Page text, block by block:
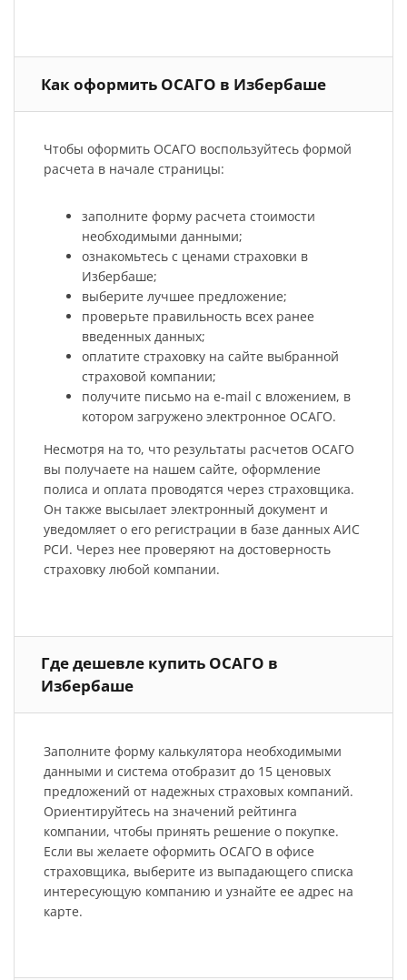
Как оформить ОСАГО в Избербаше
Чтобы оформить ОСАГО воспользуйтесь формой
расчета в начале страницы:
заполните форму расчета стоимости
необходимыми данными;
ознакомьтесь с ценами страховки в
Избербаше;
выберите лучшее предложение;
проверьте правильность всех ранее
введенных данных;
оплатите страховку на сайте выбранной
страховой компании;
получите письмо на e-mail с вложением, в
котором загружено электронное ОСАГО.
Несмотря на то, что результаты расчетов ОСАГО
вы получаете на нашем сайте, оформление
полиса и оплата проводятся через страховщика.
Он также высылает электронный документ и
уведомляет о его регистрации в базе данных АИС
РСИ. Через нее проверяют на достоверность
страховку любой компании.
Где дешевле купить ОСАГО в
Избербаше
Заполните форму калькулятора необходимыми
данными и система отобразит до 15 ценовых
предложений от надежных страховых компаний.
Ориентируйтесь на значений рейтинга
компании, чтобы принять решение о покупке.
Если вы желаете оформить ОСАГО в офисе
страховщика, выберите из выпадающего списка
интересующую компанию и узнайте ее адрес на
карте.